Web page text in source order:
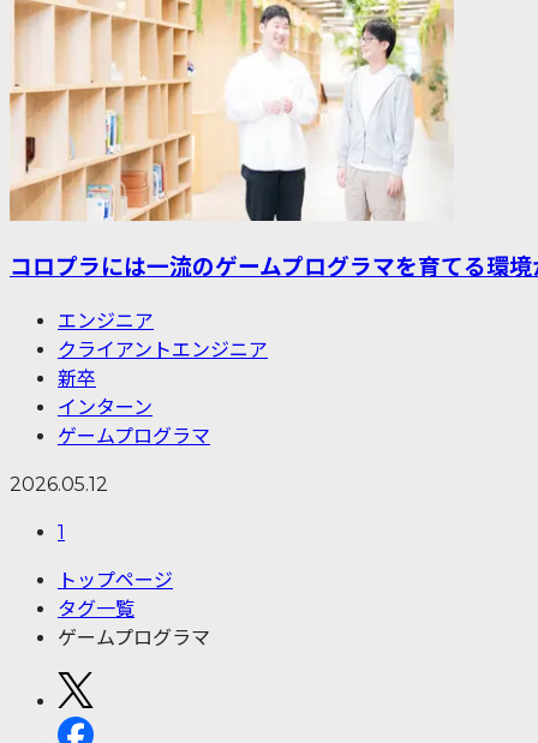
コロプラには一流のゲームプログラマを育てる環
エンジニア
クライアントエンジニア
新卒
インターン
ゲームプログラマ
2026.05.12
1
トップページ
タグ一覧
ゲームプログラマ